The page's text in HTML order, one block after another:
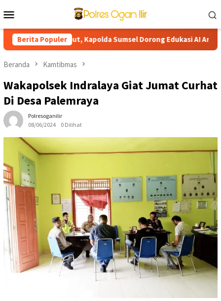
ke
Mobile
Berita Populer
Berlanjut, Kapolda Sumsel Dorong Edukasi AI Aman dan
Beranda Kamtibmas
Wakapolsek Indralaya Giat Jumat Curhat
Di Desa Palemraya
Polresoganilir
08/06/2024
0 Dilihat